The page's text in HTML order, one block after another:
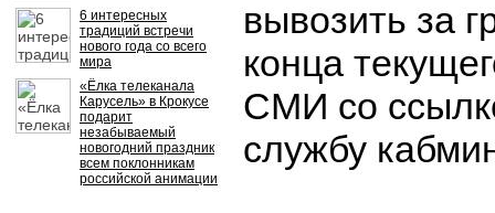
6 интересных
традиций встречи
нового года со всего
мира
«Ёлка телеканала
Карусель» в Крокусе
подарит
незабываемый
новогодний праздник
всем поклонникам
российской анимации
вывозить за
конца
СМИ со
службу